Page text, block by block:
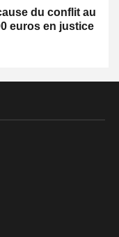
du conflit au
euros en justice